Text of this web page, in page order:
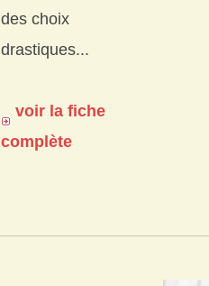
des choix
drastiques...
voir la fiche
complète